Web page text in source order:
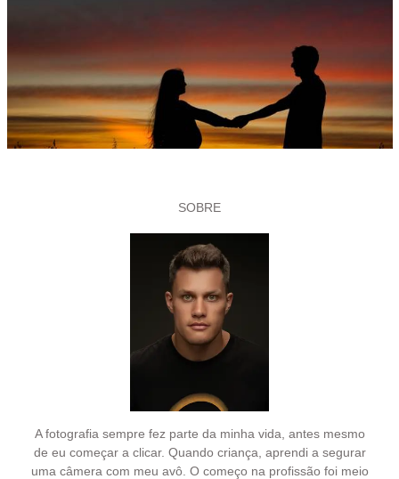
SOBRE
A fotografia sempre fez parte da minha vida, antes mesmo
de eu começar a clicar. Quando criança, aprendi a segurar
uma câmera com meu avô. O começo na profissão foi meio